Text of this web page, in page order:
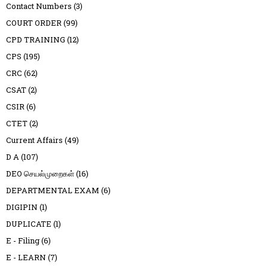
Contact Numbers (3)
COURT ORDER(99)
CPD TRAINING (12)
CPS (195)
CRC (62)
CSAT(2)
CSIR(6)
CTET(2)
Current Affairs (49)
D A(107)
DEO செயல்முறைகள்(16)
DEPARTMENTAL EXAM (6)
DIGIPIN (1)
DUPLICATE (1)
E - Filing(6)
E - LEARN (7)